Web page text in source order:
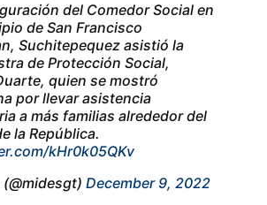
del Comedor Social en
de San Francisco
Suchitepequez asistió la
de Protección Social,
quien se mostró
por llevar asistencia
a más familias alrededor del
la República.
kHr0k05QKv
December 9, 2022